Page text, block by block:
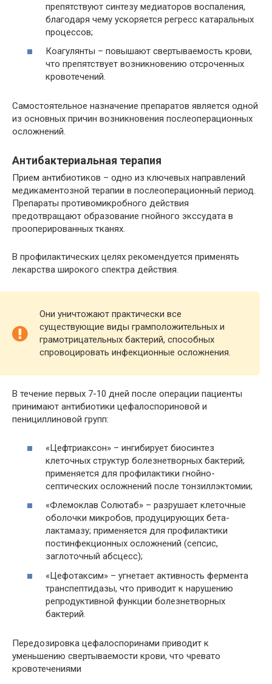
препятствуют синтезу медиаторов воспаления,
благодаря чему ускоряется регресс катаральных
процессов;
Коагулянты – повышают свертываемость крови,
что препятствует возникновению отсроченных
кровотечений.
Самостоятельное назначение препаратов является одной
из основных причин возникновения послеоперационных
осложнений.
Антибактериальная терапия
Прием антибиотиков – одно из ключевых направлений
медикаментозной терапии в послеоперационный период.
Препараты противомикробного действия
предотвращают образование гнойного экссудата в
прооперированных тканях.
В профилактических целях рекомендуется применять
лекарства широкого спектра действия.
Они уничтожают практически все
существующие виды грамположительных и
грамотрицательных бактерий, способных
спровоцировать инфекционные осложнения.
В течение первых 7-10 дней после операции пациенты
принимают антибиотики цефалоспориновой и
пенициллиновой групп:
«Цефтриаксон» – ингибирует биосинтез
клеточных структур болезнетворных бактерий;
применяется для профилактики гнойно-
септических осложнений после тонзиллэктомии;
«Флемоклав Солютаб» – разрушает клеточные
оболочки микробов, продуцирующих бета-
лактамазу; применяется для профилактики
постинфекционных осложнений (сепсис,
заглоточный абсцесс);
«Цефотаксим» – угнетает активность фермента
транспептидазы, что приводит к нарушению
репродуктивной функции болезнетворных
бактерий.
Передозировка цефалоспоринами приводит к
уменьшению свертываемости крови, что чревато
кровотечениями